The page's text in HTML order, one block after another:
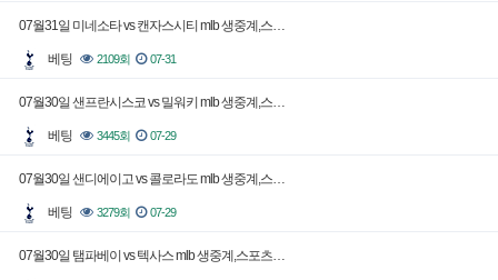
07월31일 미네소타 vs 캔자스시티 mlb 생중계,스…
베팅 2109회 07-31
07월30일 샌프란시스코 vs 밀워키 mlb 생중계,스…
베팅 3445회 07-29
07월30일 샌디에이고 vs 콜로라도 mlb 생중계,스…
베팅 3279회 07-29
07월30일 탬파베이 vs 텍사스 mlb 생중계,스포츠…